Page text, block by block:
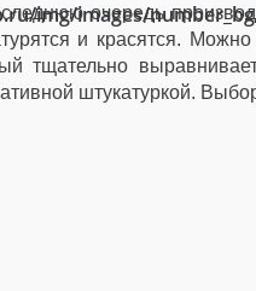
img/images/
очередь
и красятся.
тщательно
штукатуркой.